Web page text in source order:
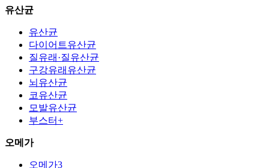
유산균
유산균
다이어트유산균
질유래·질유산균
구강유래유산균
뇌유산균
코유산균
모발유산균
부스터+
오메가
오메가3